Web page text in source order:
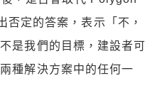
定的答案，表示「不，
是我們的目標，建設者可
種解決方案中的任何一